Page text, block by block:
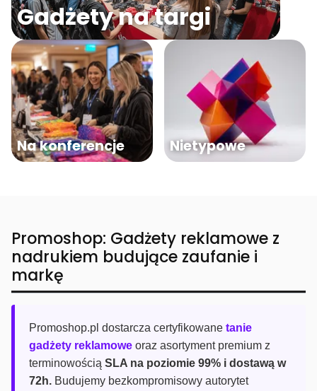
Gadżety na targi
Na konferencje Nietypowe
Promoshop: Gadżety reklamowe z
nadrukiem budujące zaufanie i
markę
Promoshop.pl dostarcza certyfikowane tanie
gadżety reklamowe oraz asortyment premium z
terminowością SLA na poziomie 99% i dostawą w
72h. Budujemy bezkompromisowy autorytet